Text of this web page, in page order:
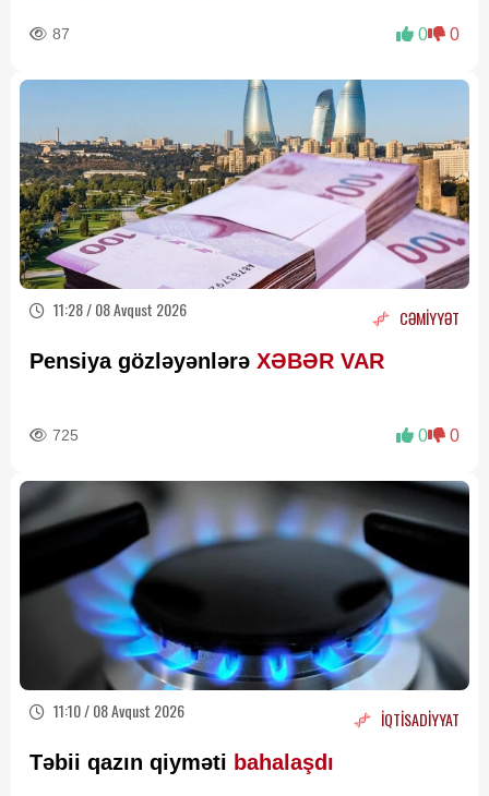
87 0 0
11:28 / 08 Avqust 2026 CƏMİYYƏT
Pensiya gözləyənlərə XƏBƏR VAR
725 0 0
11:10 / 08 Avqust 2026 İQTİSADİYYAT
Təbii qazın qiyməti bahalaşdı